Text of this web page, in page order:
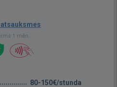
atsauksmes
1 mēn.
80-150€/stunda